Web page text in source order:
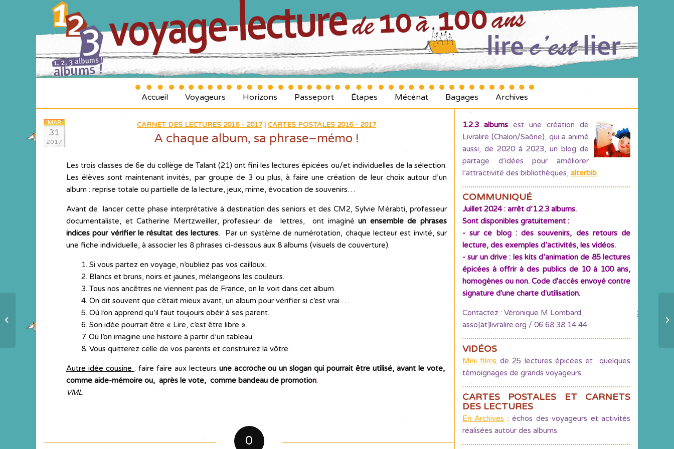
Accueil Voyageurs Horizons Passeport Étapes Mécénat Bagages Archives
MAR
31
2017
CARNET DES LECTURES 2016 - 2017| CARTES POSTALES 2016 - 2017
A chaque album, sa phrase–mémo !
Les trois classes de 6e du collège de Talant (21) ont fini les lectures épicées ou/et individuelles de la sélection.
Les élèves sont maintenant invités, par groupe de 3 ou plus, à faire une création de leur choix autour d’un
album : reprise totale ou partielle de la lecture, jeux, mime, évocation de souvenirs…
Avant de lancer cette phase interprétative à destination des seniors et des CM2, Sylvie Mérabti, professeur
documentaliste, et Catherine Mertzweiller, professeur de lettres, ont imaginéun ensemble de phrases
indices pour vérifier le résultat des lectures.
Par un système de numérotation, chaque lecteur est invité, sur
une fiche individuelle, à associer les 8 phrases ci-dessous aux 8 albums (visuels de couverture).
1. Si vous partez en voyage, n’oubliez pas vos cailloux.
2. Blancs et bruns, noirs et jaunes, mélangeons les couleurs.
3. Tous nos ancêtres ne viennent pas de France, on le voit dans cet album.
4. On dit souvent que c’était mieux avant, un album pour vérifier si c’est vrai …
5. Où l’on apprend qu’il faut toujours obéir à ses parent.
6. Son idée pourrait être « Lire, c’est être libre ».
7. Où l’on imagine une histoire à partir d’un tableau.
8. Vous quitterez celle de vos parents et construirez la vôtre.
Autre idée cousine : faire faire aux lecteurs une accroche ou un slogan qui pourrait être utilisé, avant le vote,
comme aide-mémoire ou, après le vote, comme bandeau de promotion.
VML
0
1.2.3 albums est une création de
Livralire (Chalon/Saône), qui a animé
aussi, de 2020 à 2023, un blog de
partage d’idées pour améliorer
l’attractivité des bibliothèques, alterbib
COMMUNIQUÉ
Juillet 2024 : arrêt d’1.2.3 albums.
Sont disponibles gratuitement :
- sur ce blog : des souvenirs, des retours de
lecture, des exemples d’activités, les vidéos.
- sur un drive : les kits d’animation de 85 lectures
épicées à offrir à des publics de 10 à 100 ans,
homogènes ou non. Code d'accès envoyé contre
signature d'une charte d'utilisation.
Contactez : Véronique M Lombard
asso[at]livralire.org / 06 68 38 14 44
VIDÉOS
Mini films de 25 lectures épicées et quelques
témoignages de grands voyageurs.
CARTES POSTALES ET CARNETS
DES LECTURES
En Archives : échos des voyageurs et activités
réalisées autour des albums.